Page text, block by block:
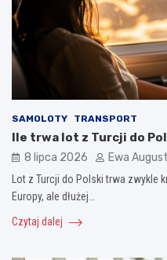
SAMOLOTY TRANSPORT
Ile trwa lot z Turcji do
8 lipca 2026 Ewa
Lot z Turcji do Polski trwa zwykle
Europy, ale dłużej…
Czytaj dalej